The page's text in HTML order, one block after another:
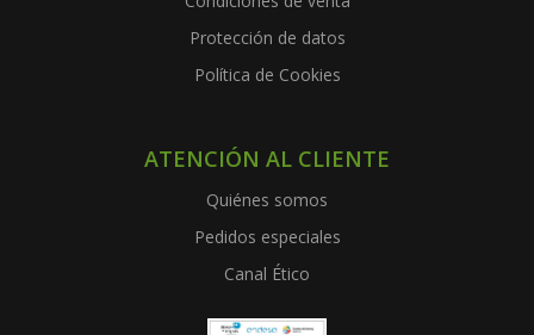
Protección de datos
Política de Cookies
ATENCIÓN AL CLIENTE
Quiénes somos
Pedidos especiales
Canal Ético